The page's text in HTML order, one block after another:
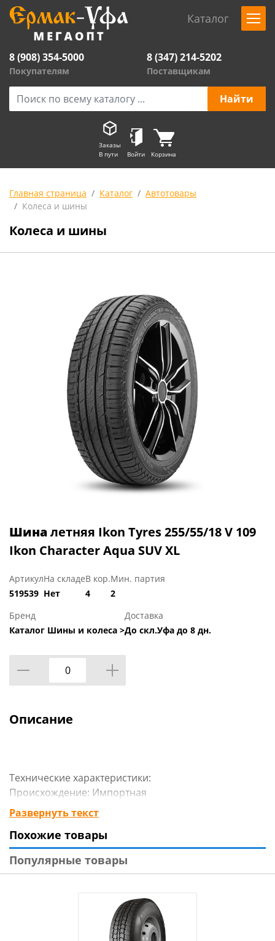
Каталог
8 (908) 354-5000
Покупателям
8 (347) 214-5202
Поставщикам
Заказы
В пути
Войти Корзина
Главная страница Каталог
Автотовары
Колеса и шины
Колеса и шины
Шиналетняя Ikon Tyres 255/55/18 V 109
Ikon Character Aqua SUV XL
Артикул
519539
На складе
Нет
В кор.
4
Мин. партия
2
Бренд
Каталог Шины и колеса >
Доставка
До скл.Уфа до 8 дн.
Описание
Технические характеристики:
Происхождение: Импортная
Сезон резины: Летняя
Марка: Ikon Tyres
Модель: Ikon Character Aqua SUV
Диаметр: 18
Ширина: 255
Индекс нагрузки: 109
Развернуть текст
Похожие товары
Популярные товары